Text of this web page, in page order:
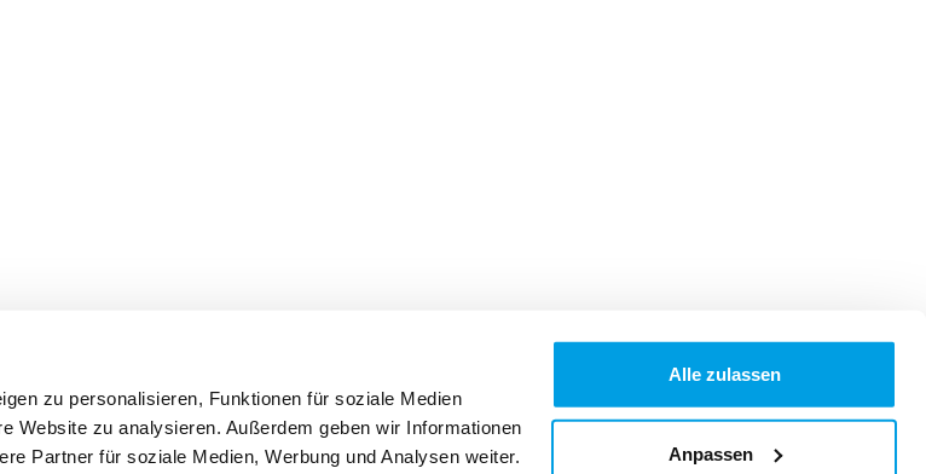
zu personalisieren, Funktionen für soziale Medien
Website zu analysieren. Außerdem geben wir Informationen
Partner für soziale Medien, Werbung und Analysen weiter.
Alle zulassen
Anpassen